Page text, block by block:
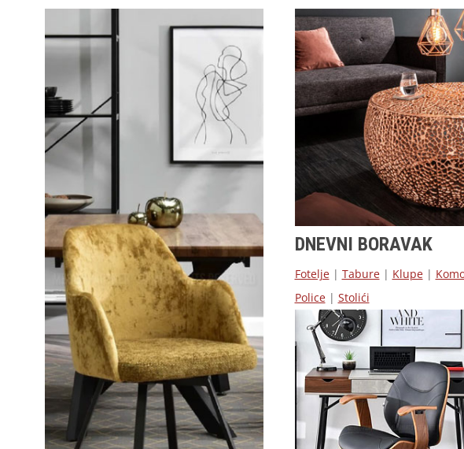
DNEVNI BORAVAK
Fotelje| Tabure| Klupe|
Police| Stolići